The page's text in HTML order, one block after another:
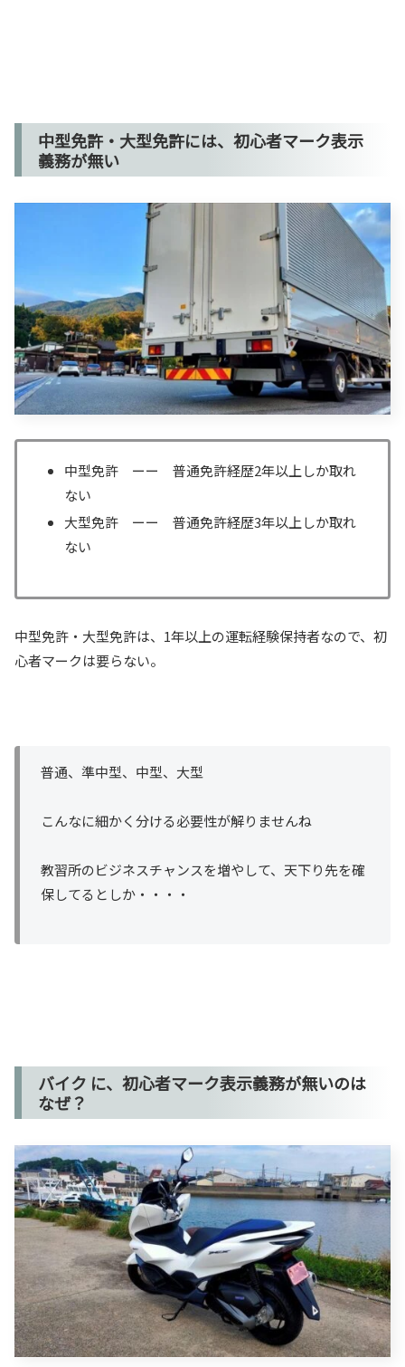
中型免許・大型免許には、初心者マーク表示
義務が無い
中型免許 ーー 普通免許経歴2年以上しか取れ
ない
大型免許 ーー 普通免許経歴3年以上しか取れ
ない
中型免許・大型免許は、1年以上の運転経験保持者なので、初
心者マークは要らない。
普通、準中型、中型、大型
こんなに細かく分ける必要性が解りませんね
教習所のビジネスチャンスを増やして、天下り先を確
保してるとしか・・・・
バイク に、初心者マーク表示義務が無いのは
なぜ？